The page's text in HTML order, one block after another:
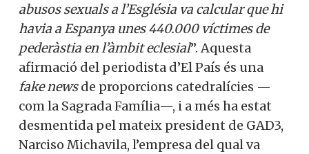
abusos sexuals a l’Església va calcular que hi
havia a Espanya unes 440.000 víctimes de
pederàstia en l’àmbit eclesial”. Aquesta
afirmació del periodista d’El País és una
fake newsde proporcions catedralícies —
com la Sagrada Família—, i a més ha estat
desmentida pel mateix president de GAD3,
Narciso Michavila, l’empresa del qual va